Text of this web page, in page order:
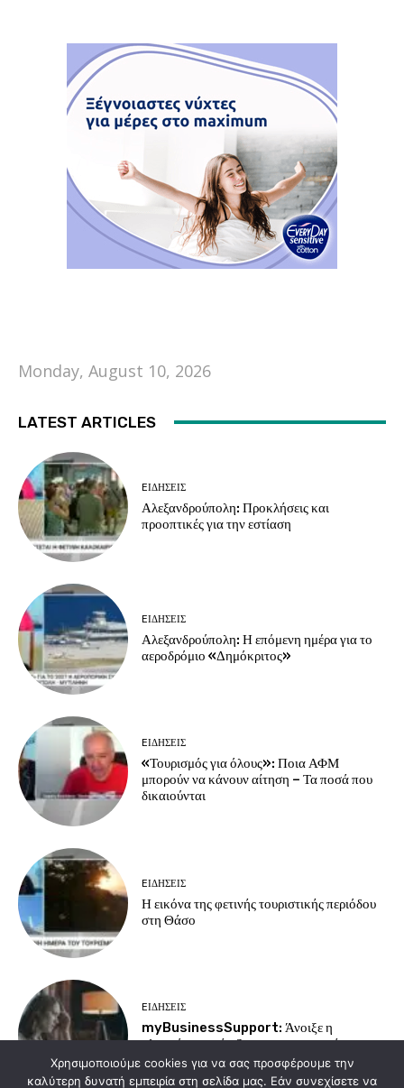
Monday, August 10, 2026
LATEST ARTICLES
EΙΔΗΣΕΙΣ
Αλεξανδρούπολη: Προκλήσεις και
προοπτικές για την εστίαση
EΙΔΗΣΕΙΣ
Αλεξανδρούπολη: Η επόμενη ημέρα για το
αεροδρόμιο «Δημόκριτος»
EΙΔΗΣΕΙΣ
«Τουρισμός για όλους»: Ποια ΑΦΜ
μπορούν να κάνουν αίτηση – Τα ποσά που
δικαιούνται
EΙΔΗΣΕΙΣ
Η εικόνα της φετινής τουριστικής περιόδου
στη Θάσο
EΙΔΗΣΕΙΣ
myBusinessSupport: Άνοιξε η
πλατφόρμα στήριξης για τις επιχειρήσεις της
Σαμοθράκης
Χρησιμοποιούμε cookies για να σας προσφέρουμε την
καλύτερη δυνατή εμπειρία στη σελίδα μας. Εάν συνεχίσετε να